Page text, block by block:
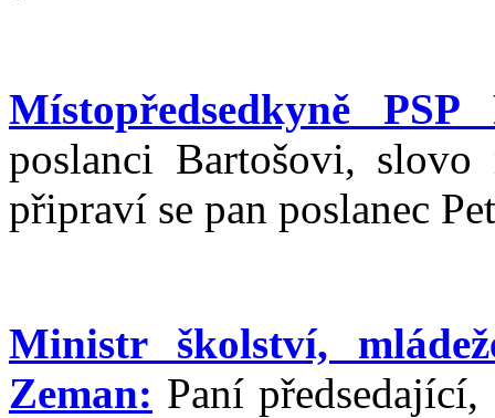
Místopředsedkyně
poslanci Bartošovi,
připraví se pan poslanec
Ministr školství,
Zeman: Paní